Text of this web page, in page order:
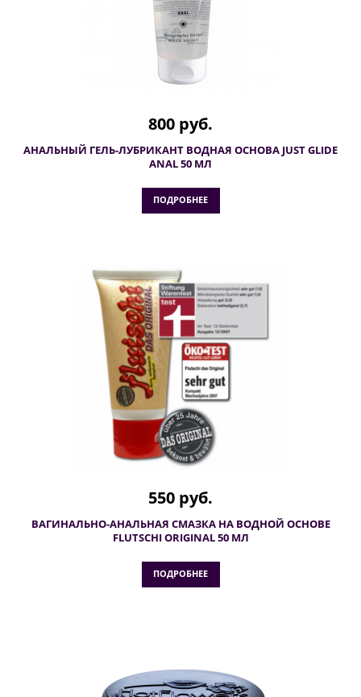
800 руб.
АНАЛЬНЫЙ ГЕЛЬ-ЛУБРИКАНТ ВОДНАЯ ОСНОВА JUST GLIDE
ANAL 50 МЛ
ПОДРОБНЕЕ
550 руб.
ВАГИНАЛЬНО-АНАЛЬНАЯ СМАЗКА НА ВОДНОЙ ОСНОВЕ
FLUTSCHI ORIGINAL 50 МЛ
ПОДРОБНЕЕ